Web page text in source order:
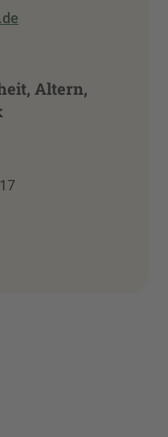
Altern,